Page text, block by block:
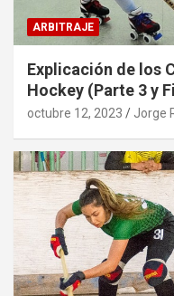
ARBITRAJE
Explicación de los
Hockey (Parte 3 y
octubre 12, 2023 Jorge